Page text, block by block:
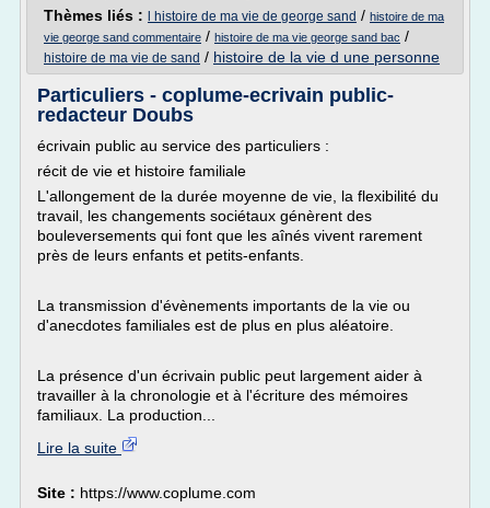
Thèmes liés :
l histoire de ma vie de george sand / histoire de ma
vie george sand commentaire / histoire de ma vie george sand bac /
histoire de ma vie de sand / histoire de la vie d une personne
Particuliers - coplume-ecrivain public-
redacteur Doubs
écrivain public au service des particuliers :
récit de vie et histoire familiale
L'allongement de la durée moyenne de vie, la flexibilité du
travail, les changements sociétaux génèrent des
bouleversements qui font que les aînés vivent rarement
près de leurs enfants et petits-enfants.
La transmission d'évènements importants de la vie ou
d'anecdotes familiales est de plus en plus aléatoire.
La présence d'un écrivain public peut largement aider à
travailler à la chronologie et à l'écriture des mémoires
familiaux. La production...
Lire la suite
Site : https://www.coplume.com